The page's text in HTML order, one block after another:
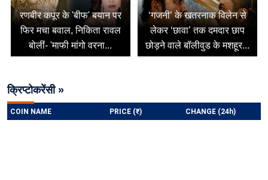
रणबीर कपूर के 'बीफ' बयान पर
फिर मचा बवाल, निकिता रावल
बोलीं- 'माफी मांगो वरना...
‘गजनी’ के खतरनाक विलेन से
लेकर ‘छावा’ तक दमदार छाप
छोड़ने वाले बॉलीवुड के मशहूर...
क्रिप्टोकरेंसी »